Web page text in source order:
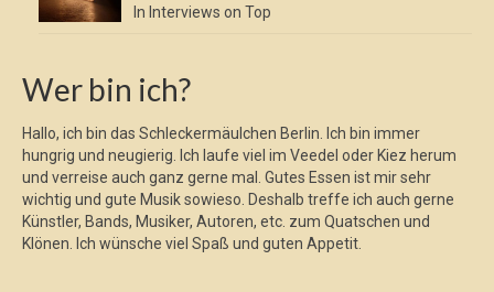
In Interviews on Top
Wer bin ich?
Hallo, ich bin das Schleckermäulchen Berlin. Ich bin immer
hungrig und neugierig. Ich laufe viel im Veedel oder Kiez herum
und verreise auch ganz gerne mal. Gutes Essen ist mir sehr
wichtig und gute Musik sowieso. Deshalb treffe ich auch gerne
Künstler, Bands, Musiker, Autoren, etc. zum Quatschen und
Klönen. Ich wünsche viel Spaß und guten Appetit.